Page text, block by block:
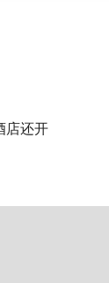
店还开